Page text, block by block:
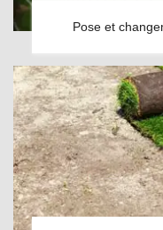
Pose et